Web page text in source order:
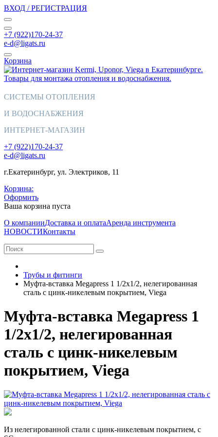
ВХОД / РЕГИСТРАЦИЯ
+7 (922)170-24-37
e-d@ligats.ru
Корзина
СИСТЕМЫ ОТОПЛЕНИЯ
И ВОДОСНАБЖЕНИЯ
ИНТЕРНЕТ-МАГАЗИН
+7 (922)170-24-37
e-d@ligats.ru
г.Екатеринбург, ул. Электриков, 11
Корзина:
Оформить
Ваша корзина пуста
О компанииДоставка и оплатаАренда инструмента
НОВОСТИКонтакты
Трубы и фитинги
Муфта-вставка Megapress 1 1/2х1/2, нелегированная
сталь с цинк-никелевым покрытием, Viega
Муфта-вставка Megapress 1
1/2х1/2, нелегированная
сталь с цинк-никелевым
покрытием, Viega
Из нелегированной стали с цинк-никелевым покрытием, с